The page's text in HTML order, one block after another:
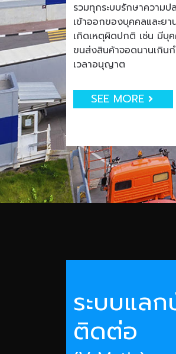
รวมทุกระบบรักษาความ
เข้าออกของบุคคลและย
เกิดเหตุผิดปกติ เช่น มีบุ
ขนส่งสินค้าจอดนานเกิน
เวลาอนุญาต
SEE MORE
ระบบแล
ติดต่อ